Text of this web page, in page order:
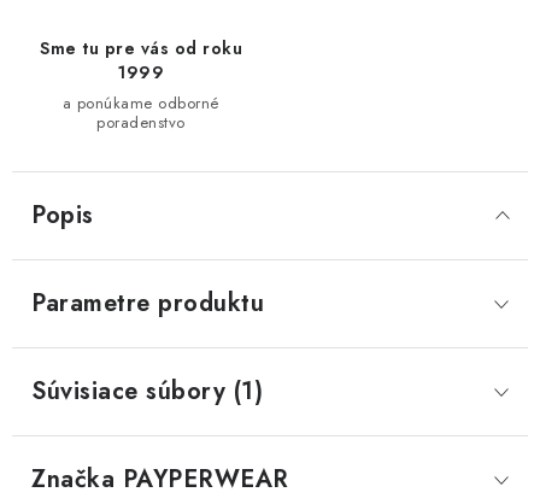
Sme tu pre vás od roku
1999
a ponúkame odborné
poradenstvo
Popis
Parametre produktu
Súvisiace súbory (1)
Značka PAYPERWEAR